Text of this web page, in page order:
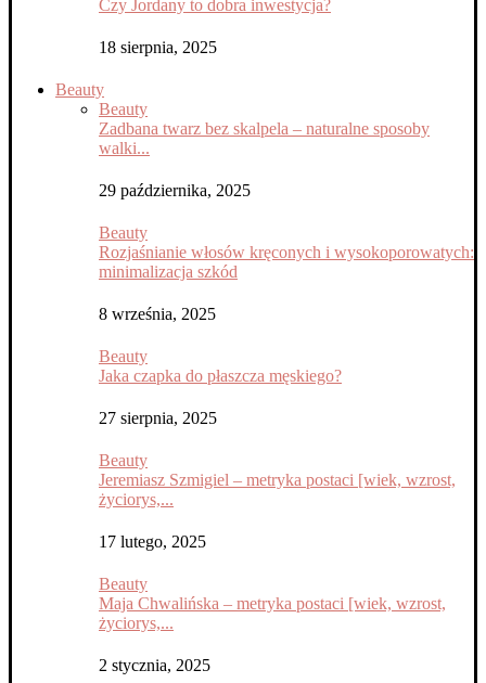
Czy Jordany to dobra inwestycja?
18 sierpnia, 2025
Beauty
Beauty
Zadbana twarz bez skalpela – naturalne sposoby
walki...
29 października, 2025
Beauty
Rozjaśnianie włosów kręconych i wysokoporowatych:
minimalizacja szkód
8 września, 2025
Beauty
Jaka czapka do płaszcza męskiego?
27 sierpnia, 2025
Beauty
Jeremiasz Szmigiel – metryka postaci [wiek, wzrost,
życiorys,...
17 lutego, 2025
Beauty
Maja Chwalińska – metryka postaci [wiek, wzrost,
życiorys,...
2 stycznia, 2025